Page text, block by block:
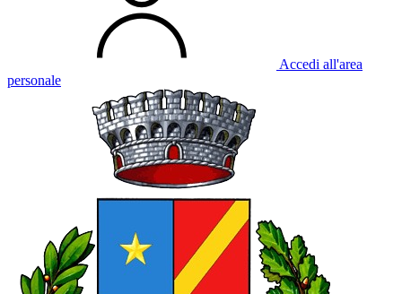
Accedi all'area
personale